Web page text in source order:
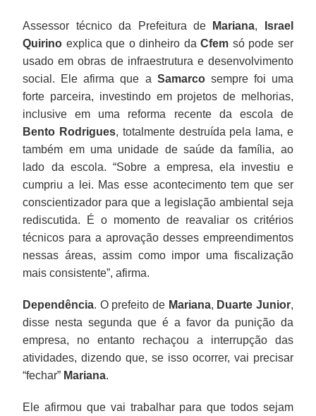
Assessor técnico da Prefeitura de Mariana,
Israel
Quirino explica que o dinheiro daCfem só pode ser
usado em obras de infraestrutura e desenvolvimento
social. Ele afirma que a Samarcosempre foi uma
forte parceira, investindo em projetos de melhorias,
inclusive em uma reforma recente da escola de
Bento Rodrigues, totalmente destruída pela lama, e
também em uma unidade de saúde da família, ao
lado da escola. “Sobre a empresa, ela investiu e
cumpriu a lei. Mas esse acontecimento tem que ser
conscientizador para que a legislação ambiental seja
rediscutida. É o momento de reavaliar os critérios
técnicos para a aprovação desses empreendimentos
nessas áreas, assim como impor uma fiscalização
mais consistente”, afirma.
Dependência. O prefeito de Mariana, Duarte Junior,
disse nesta segunda que é a favor da punição da
empresa, no entanto rechaçou a interrupção das
atividades, dizendo que, se isso ocorrer, vai precisar
“fechar” Mariana.
Ele afirmou que vai trabalhar para que todos sejam